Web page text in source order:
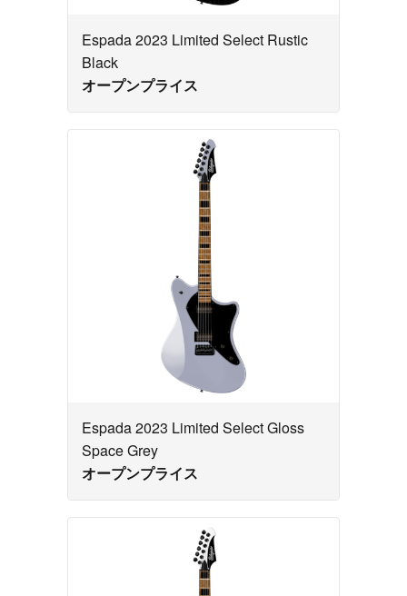
Espada 2023 Limited Select Rustic
Black
オープンプライス
Espada 2023 Limited Select Gloss
Space Grey
オープンプライス